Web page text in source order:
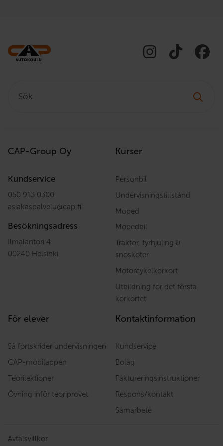
CAP-Group Oy
Kundservice
050 913 0300
asiakaspalvelu@cap.fi
Besökningsadress
Ilmalantori 4
00240 Helsinki
Kurser
Personbil
Undervisningstillstånd
Moped
Mopedbil
Traktor, fyrhjuling &
snöskoter
Motorcykelkörkort
Utbildning för det första
körkortet
För elever
Så fortskrider undervisningen
CAP-mobilappen
Teorilektioner
Övning inför teoriprovet
Kontaktinformation
Kundservice
Bolag
Faktureringsinstruktioner
Respons/kontakt
Samarbete
Avtalsvillkor